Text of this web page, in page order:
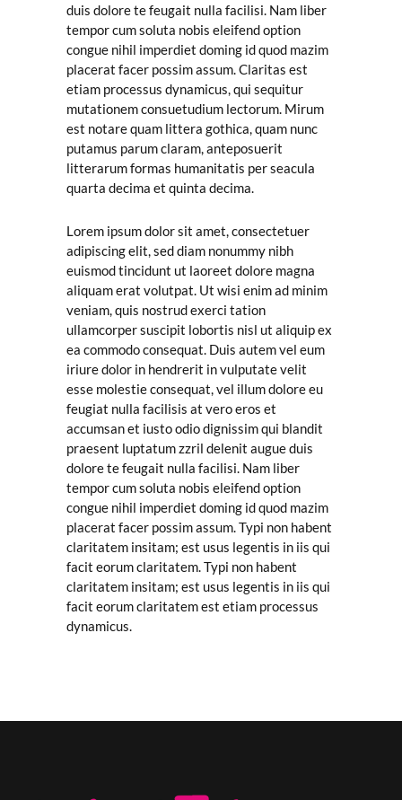
duis dolore te feugait nulla facilisi. Nam liber
tempor cum soluta nobis eleifend option
congue nihil imperdiet doming id quod mazim
placerat facer possim assum. Claritas est
etiam processus dynamicus, qui sequitur
mutationem consuetudium lectorum. Mirum
est notare quam littera gothica, quam nunc
putamus parum claram, anteposuerit
litterarum formas humanitatis per seacula
quarta decima et quinta decima.
Lorem ipsum dolor sit amet, consectetuer
adipiscing elit, sed diam nonummy nibh
euismod tincidunt ut laoreet dolore magna
aliquam erat volutpat. Ut wisi enim ad minim
veniam, quis nostrud exerci tation
ullamcorper suscipit lobortis nisl ut aliquip ex
ea commodo consequat. Duis autem vel eum
iriure dolor in hendrerit in vulputate velit
esse molestie consequat, vel illum dolore eu
feugiat nulla facilisis at vero eros et
accumsan et iusto odio dignissim qui blandit
praesent luptatum zzril delenit augue duis
dolore te feugait nulla facilisi. Nam liber
tempor cum soluta nobis eleifend option
congue nihil imperdiet doming id quod mazim
placerat facer possim assum. Typi non habent
claritatem insitam; est usus legentis in iis qui
facit eorum claritatem. Typi non habent
claritatem insitam; est usus legentis in iis qui
facit eorum claritatem est etiam processus
dynamicus.